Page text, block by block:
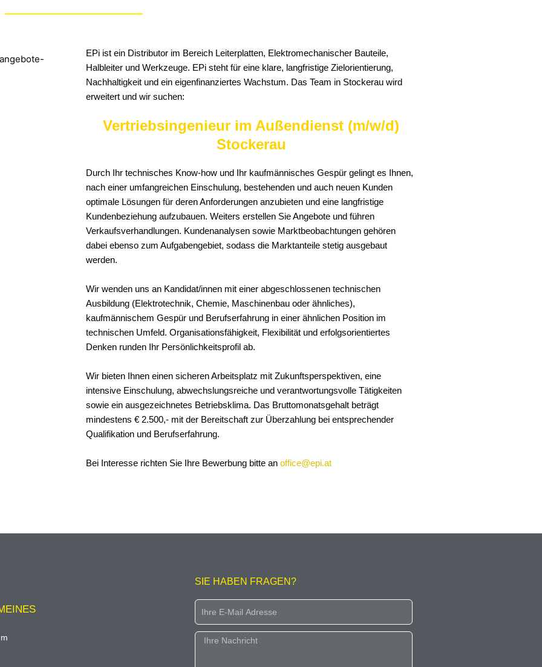
EPi ist ein Distributor im Bereich Leiterplatten, Elektromechanischer Bauteile,
Halbleiter und Werkzeuge. EPi steht für eine klare, langfristige Zielorientierung,
Nachhaltigkeit und ein eigenfinanziertes Wachstum. Das Team in Stockerau wird
erweitert und wir suchen:
Vertriebsingenieur im Außendienst (m/w/d)
Stockerau
Durch Ihr technisches Know-how und Ihr kaufmännisches Gespür gelingt es Ihnen,
nach einer umfangreichen Einschulung, bestehenden und auch neuen Kunden
optimale Lösungen für deren Anforderungen anzubieten und eine langfristige
Kundenbeziehung aufzubauen. Weiters erstellen Sie Angebote und führen
Verkaufsverhandlungen. Kundenanalysen sowie Marktbeobachtungen gehören
dabei ebenso zum Aufgabengebiet, sodass die Marktanteile stetig ausgebaut
werden.
Wir wenden uns an Kandidat/innen mit einer abgeschlossenen technischen
Ausbildung (Elektrotechnik, Chemie, Maschinenbau oder ähnliches),
kaufmännischem Gespür und Berufserfahrung in einer ähnlichen Position im
technischen Umfeld. Organisationsfähigkeit, Flexibilität und erfolgsorientiertes
Denken runden Ihr Persönlichkeitsprofil ab.
Wir bieten Ihnen einen sicheren Arbeitsplatz mit Zukunftsperspektiven, eine
intensive Einschulung, abwechslungsreiche und verantwortungsvolle Tätigkeiten
sowie ein ausgezeichnetes Betriebsklima. Das Bruttomonatsgehalt beträgt
mindestens € 2.500,- mit der Bereitschaft zur Überzahlung bei entsprechender
Qualifikation und Berufserfahrung.
Bei Interesse richten Sie Ihre Bewerbung bitte an office@epi.at
SIE HABEN FRAGEN?
Message